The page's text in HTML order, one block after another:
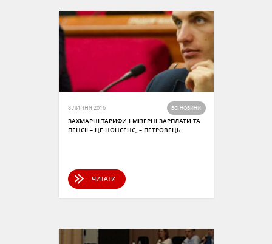
8 ЛИПНЯ 2016 ВСІ НОВИНИ
ЗАХМАРНІ ТАРИФИ І МІЗЕРНІ ЗАРПЛАТИ ТА
ПЕНСІЇ – ЦЕ НОНСЕНС, – ПЕТРОВЕЦЬ
ЧИТАТИ